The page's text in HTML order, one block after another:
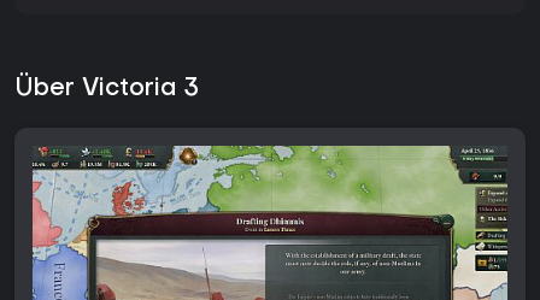
Über Victoria 3